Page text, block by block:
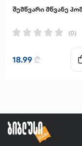
(0)
18.99 ₾